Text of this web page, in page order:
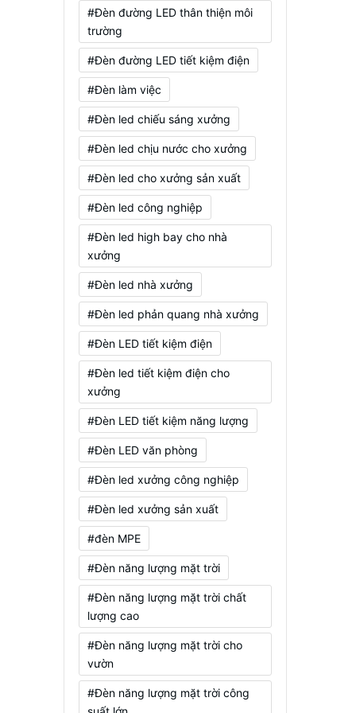
#Đèn đường LED thân thiện môi
trường
#Đèn đường LED tiết kiệm điện
#Đèn làm việc
#Đèn led chiếu sáng xưởng
#Đèn led chịu nước cho xưởng
#Đèn led cho xưởng sản xuất
#Đèn led công nghiệp
#Đèn led high bay cho nhà
xưởng
#Đèn led nhà xưởng
#Đèn led phản quang nhà xưởng
#Đèn LED tiết kiệm điện
#Đèn led tiết kiệm điện cho
xưởng
#Đèn LED tiết kiệm năng lượng
#Đèn LED văn phòng
#Đèn led xưởng công nghiệp
#Đèn led xưởng sản xuất
#đèn MPE
#Đèn năng lượng mặt trời
#Đèn năng lượng mặt trời chất
lượng cao
#Đèn năng lượng mặt trời cho
vườn
#Đèn năng lượng mặt trời công